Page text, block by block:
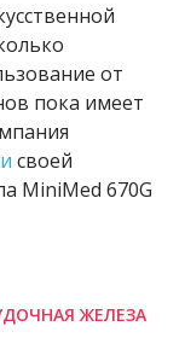
от
пока имеет
своей
MiniMed 670G
ЖЕЛЕЗА